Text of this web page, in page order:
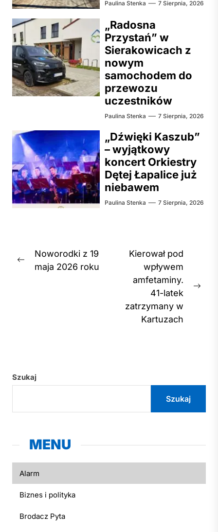
Paulina Stenka 7 Sierpnia, 2026
„Radosna
Przystań” w
Sierakowicach z
nowym
samochodem do
przewozu
uczestników
Paulina Stenka 7 Sierpnia, 2026
„Dźwięki Kaszub”
– wyjątkowy
koncert Orkiestry
Dętej Łapalice już
niebawem
Paulina Stenka 7 Sierpnia, 2026
Nawigacja
wpisu
Previous
Noworodki z 19
maja 2026 roku
Kierował pod
wpływem
amfetaminy.
41-latek
zatrzymany w
Kartuzach
Szukaj
Szukaj
MENU
Alarm
Biznes i polityka
Brodacz Pyta